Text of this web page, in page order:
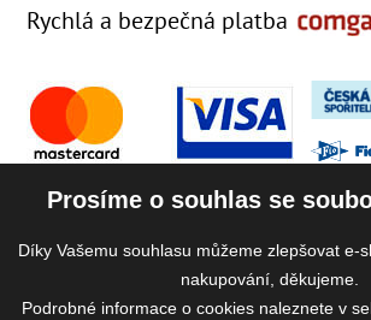
Rychlá a bezpečná platba
Prosíme o souhlas se
Díky Vašemu souhlasu můžeme zlepšovat e-
nakupování, děkujeme.
Podrobné informace o cookies naleznete v